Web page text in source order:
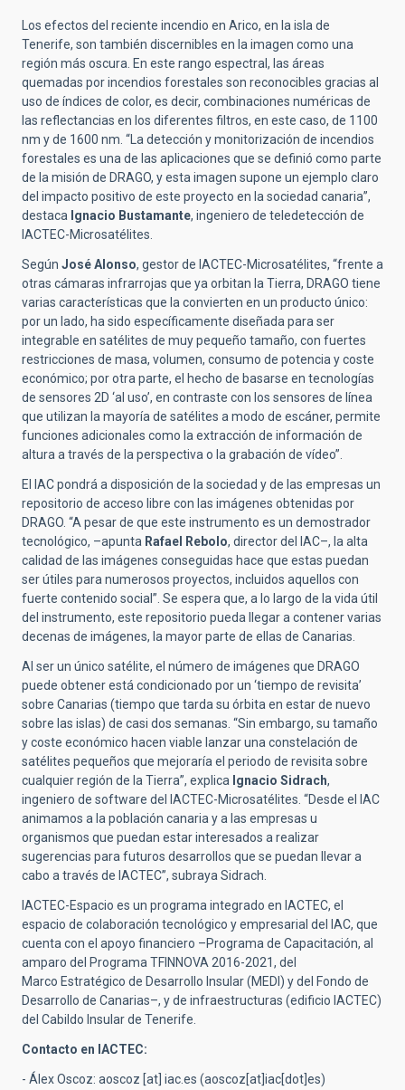
Los efectos del reciente incendio en Arico, en la isla de
Tenerife, son también discernibles en la imagen como una
región más oscura. En este rango espectral, las áreas
quemadas por incendios forestales son reconocibles gracias al
uso de índices de color, es decir, combinaciones numéricas de
las reflectancias en los diferentes filtros, en este caso, de 1100
nm y de 1600 nm. “La detección y monitorización de incendios
forestales es una de las aplicaciones que se definió como parte
de la misión de DRAGO, y esta imagen supone un ejemplo claro
del impacto positivo de este proyecto en la sociedad canaria”,
destaca Ignacio Bustamante, ingeniero de teledetección de
IACTEC-Microsatélites.
Según José Alonso, gestor de IACTEC-Microsatélites, “frente a
otras cámaras infrarrojas que ya orbitan la Tierra, DRAGO tiene
varias características que la convierten en un producto único:
por un lado, ha sido específicamente diseñada para ser
integrable en satélites de muy pequeño tamaño, con fuertes
restricciones de masa, volumen, consumo de potencia y coste
económico; por otra parte, el hecho de basarse en tecnologías
de sensores 2D ‘al uso’, en contraste con los sensores de línea
que utilizan la mayoría de satélites a modo de escáner, permite
funciones adicionales como la extracción de información de
altura a través de la perspectiva o la grabación de vídeo”.
El IAC pondrá a disposición de la sociedad y de las empresas un
repositorio de acceso libre con las imágenes obtenidas por
DRAGO. “A pesar de que este instrumento es un demostrador
tecnológico, –apunta Rafael Rebolo, director del IAC–, la alta
calidad de las imágenes conseguidas hace que estas puedan
ser útiles para numerosos proyectos, incluidos aquellos con
fuerte contenido social”. Se espera que, a lo largo de la vida útil
del instrumento, este repositorio pueda llegar a contener varias
decenas de imágenes, la mayor parte de ellas de Canarias.
Al ser un único satélite, el número de imágenes que DRAGO
puede obtener está condicionado por un ‘tiempo de revisita’
sobre Canarias (tiempo que tarda su órbita en estar de nuevo
sobre las islas) de casi dos semanas. “Sin embargo, su tamaño
y coste económico hacen viable lanzar una constelación de
satélites pequeños que mejoraría el periodo de revisita sobre
cualquier región de la Tierra”, explica Ignacio Sidrach,
ingeniero de software del IACTEC-Microsatélites. “Desde el IAC
animamos a la población canaria y a las empresas u
organismos que puedan estar interesados a realizar
sugerencias para futuros desarrollos que se puedan llevar a
cabo a través de IACTEC”, subrayaSidrach.
IACTEC-Espacio es un programa integrado en IACTEC, el
espacio de colaboración tecnológico y empresarial del IAC, que
cuenta con el apoyo financiero –Programa de Capacitación, al
amparo del Programa TFINNOVA 2016-2021, del
Marco Estratégico de Desarrollo Insular (MEDI) y del Fondo de
Desarrollo de Canarias–, y de infraestructuras (edificio IACTEC)
del Cabildo Insular de Tenerife.
Contacto en IACTEC:
- Álex Oscoz: aoscoz [at] iac.es (aoscoz[at]iac[dot]es)